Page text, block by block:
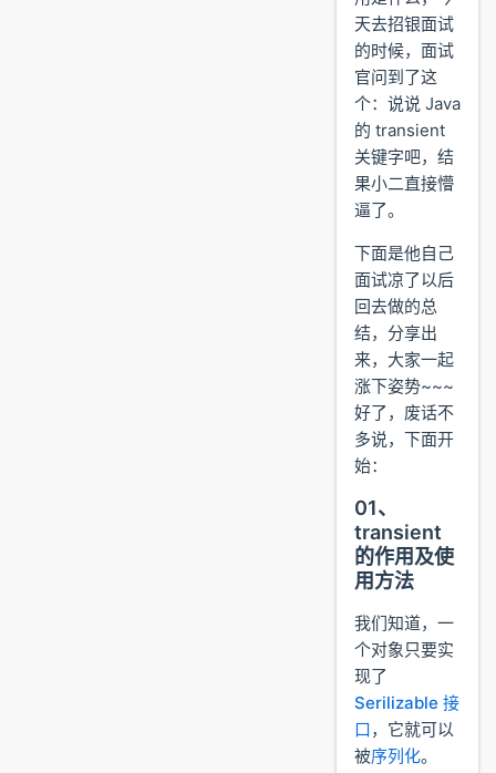
天去招银面试
的时候，面试
官问到了这
个：说说 Java
的 transient
关键字吧，结
果小二直接懵
逼了。
下面是他自己
面试凉了以后
回去做的总
结，分享出
来，大家一起
涨下姿势~~~
好了，废话不
多说，下面开
始：
01、
transient
的作用及使
用方法
我们知道，一
个对象只要实
现了
Serilizable 接
口，它就可以
被序列化。